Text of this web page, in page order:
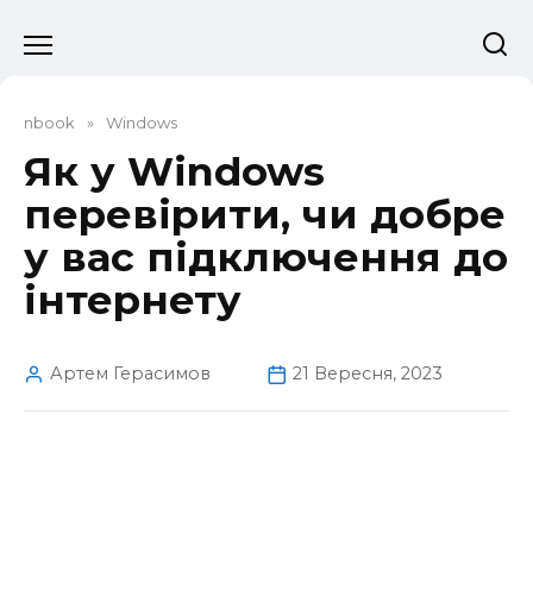
до
nbook » Windows
Як у Windows
перевірити, чи добре
у вас підключення до
інтернету
Артем Герасимов 21 Вересня, 2023